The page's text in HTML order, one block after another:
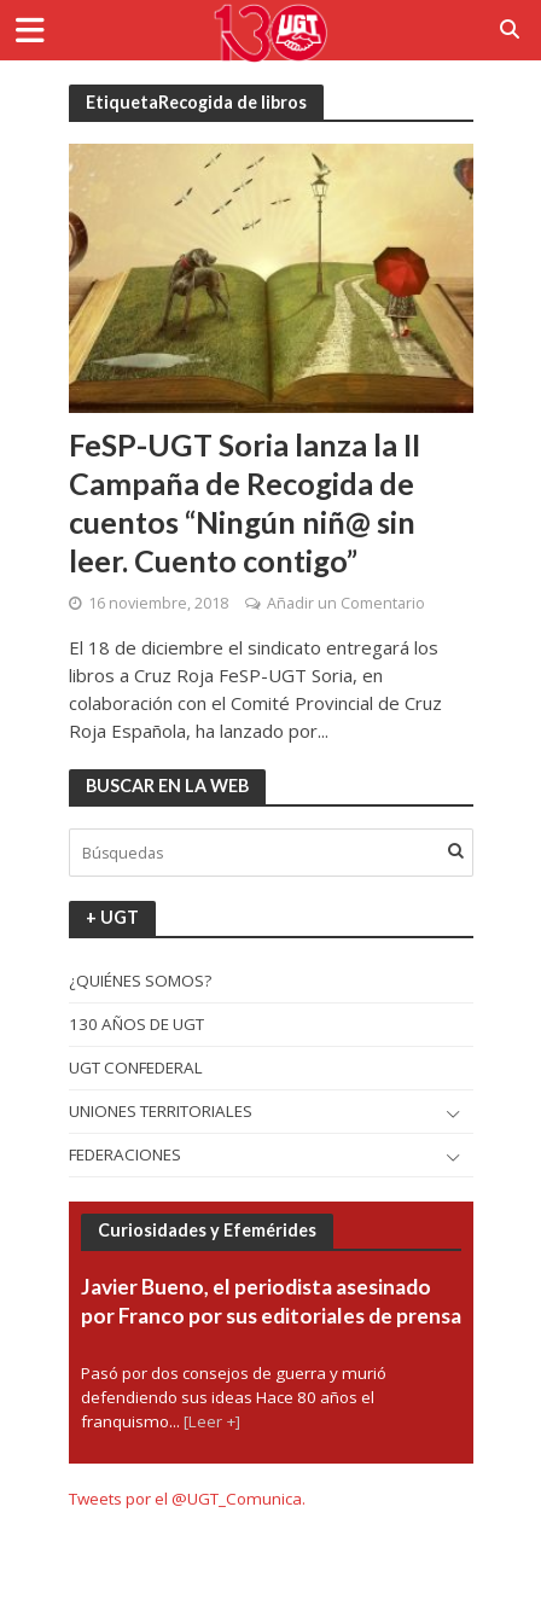
EtiquetaRecogida de libros
FeSP-UGT Soria lanza la II
Campaña de Recogida de
cuentos “Ningún niñ@ sin
leer. Cuento contigo”
16 noviembre, 2018 Añadir un Comentario
El 18 de diciembre el sindicato entregará los
libros a Cruz Roja FeSP-UGT Soria, en
colaboración con el Comité Provincial de Cruz
Roja Española, ha lanzado por...
BUSCAR EN LA WEB
+ UGT
¿QUIÉNES SOMOS?
130 AÑOS DE UGT
UGT CONFEDERAL
UNIONES TERRITORIALES
FEDERACIONES
Curiosidades y Efemérides
Javier Bueno, el periodista asesinado
por Franco por sus editoriales de prensa
Pasó por dos consejos de guerra y murió
defendiendo sus ideas Hace 80 años el
franquismo... [Leer +]
Tweets por el @UGT_Comunica.